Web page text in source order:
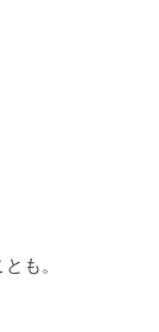
も。